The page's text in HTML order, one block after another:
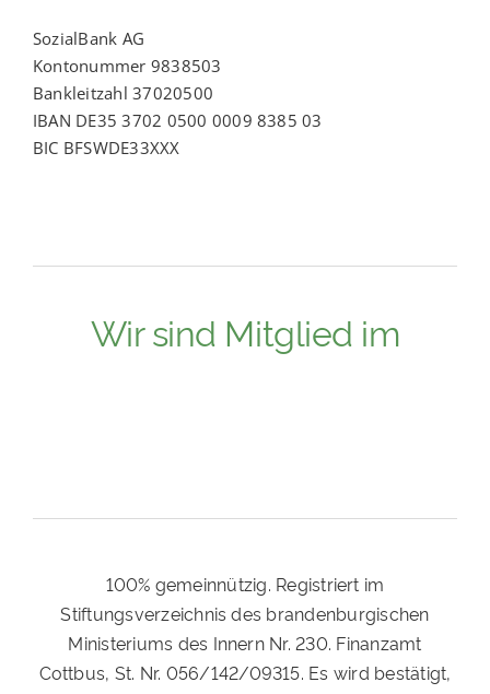
SozialBank AG
Kontonummer 9838503
Bankleitzahl 37020500
IBAN DE35 3702 0500 0009 8385 03
BIC BFSWDE33XXX
Wir sind Mitglied im
100% gemeinnützig. Registriert im
Stiftungsverzeichnis des brandenburgischen
Ministeriums des Innern Nr. 230. Finanzamt
Cottbus, St. Nr. 056/142/09315. Es wird bestätigt,